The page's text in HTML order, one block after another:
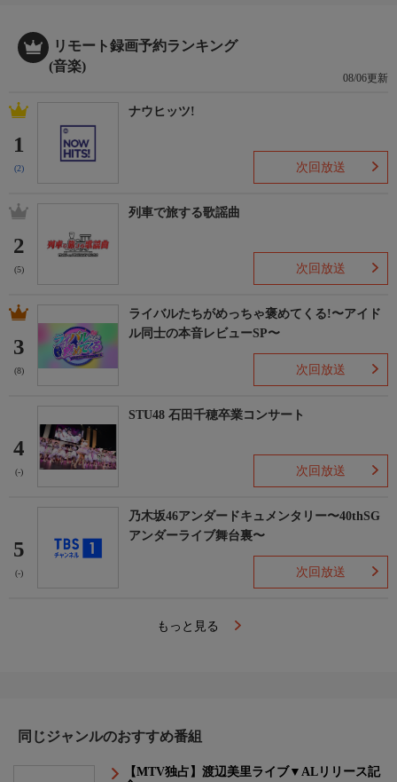
リモート録画予約ランキング
(音楽)
08/06更新
1
(2)
ナウヒッツ!
次回放送
2
(5)
列車で旅する歌謡曲
次回放送
3
(8)
ライバルたちがめっちゃ褒めてくる!〜アイド
ル同士の本音レビューSP〜
次回放送
4
(-)
STU48 石田千穂卒業コンサート
次回放送
5
(-)
乃木坂46アンダードキュメンタリー〜40thSG
アンダーライブ舞台裏〜
次回放送
もっと見る
同じジャンルのおすすめ番組
【MTV独占】渡辺美里ライブ▼ALリリース記